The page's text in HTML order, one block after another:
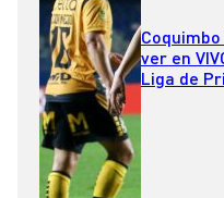
Coquimbo
ver en
Liga de